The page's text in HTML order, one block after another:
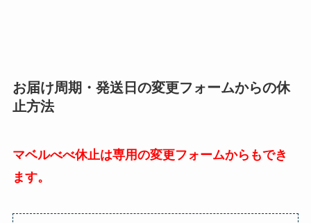
お届け周期・発送日の変更フォームからの休
止方法
マベルべべ休止は専用の変更フォームからもでき
ます。